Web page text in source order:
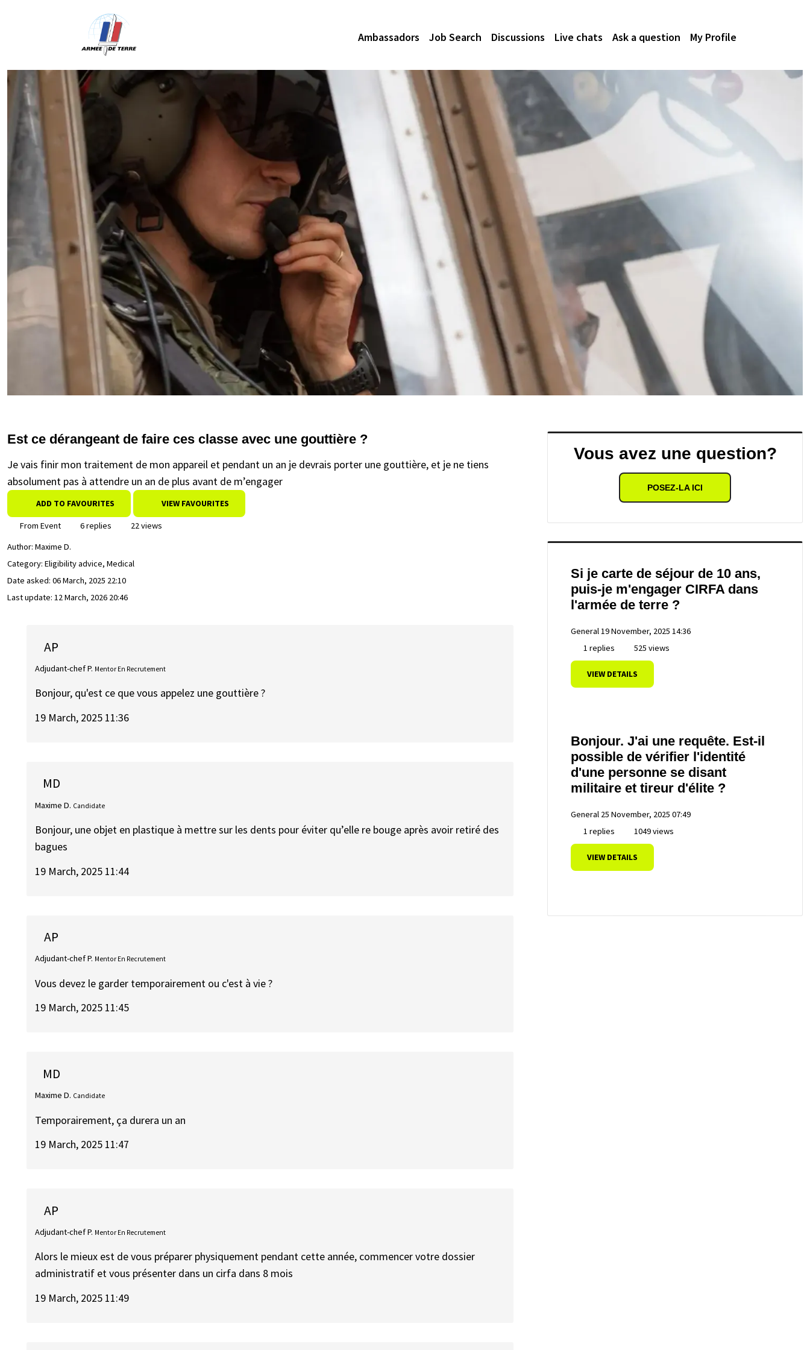
Ambassadors Job Search Discussions Live chats Ask a question My Profile
Est ce dérangeant de faire ces classe avec une gouttière ?
Je vais finir mon traitement de mon appareil et pendant un an je devrais porter une gouttière, et je ne tiens
absolument pas à attendre un an de plus avant de m’engager
ADD TO FAVOURITES VIEW FAVOURITES
From Event 6 replies
22 views
Author: Maxime D.
Category: Eligibility advice, Medical
Date asked: 06 March, 2025 22:10
Last update: 12 March, 2026 20:46
AP
Adjudant-chef P. Mentor En Recrutement
Bonjour, qu'est ce que vous appelez une gouttière ?
19 March, 2025 11:36
MD
Maxime D. Candidate
Bonjour, une objet en plastique à mettre sur les dents pour éviter qu’elle re bouge après avoir retiré des
bagues
19 March, 2025 11:44
AP
Adjudant-chef P. Mentor En Recrutement
Vous devez le garder temporairement ou c'est à vie ?
19 March, 2025 11:45
MD
Maxime D. Candidate
Temporairement, ça durera un an
19 March, 2025 11:47
AP
Adjudant-chef P. Mentor En Recrutement
Alors le mieux est de vous préparer physiquement pendant cette année, commencer votre dossier
administratif et vous présenter dans un cirfa dans 8 mois
19 March, 2025 11:49
Vous avez une question?
POSEZ-LA ICI
Si je carte de séjour de 10 ans,
puis-je m'engager CIRFA dans
l'armée de terre ?
General19 November, 2025 14:36
1 replies
525 views
VIEW DETAILS
Bonjour. J'ai une requête. Est-il
possible de vérifier l'identité
d'une personne se disant
militaire et tireur d'élite ?
General 25 November, 2025 07:49
1 replies
1049 views
VIEW DETAILS